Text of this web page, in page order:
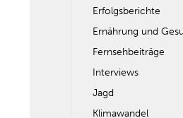
Erfolgsberichte
Ernährung und
Fernsehbeiträge
Interviews
Jagd
Klimawandel